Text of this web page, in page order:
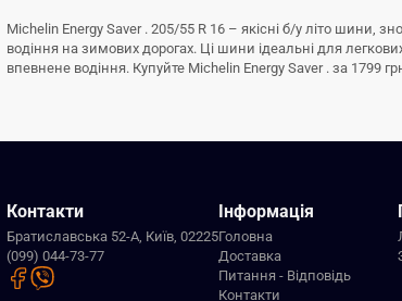
Michelin Energy Saver . 205/55 R 16 – якісні б/у літо шини,
водіння на зимових дорогах. Ці шини ідеальні для
впевнене водіння. Купуйте Michelin Energy Saver . за 1799
Контакти
Братиславська 52-А, Київ, 02225
(099) 044-73-77
Інформація
Головна
Доставка
Питання - Відповідь
Контакти